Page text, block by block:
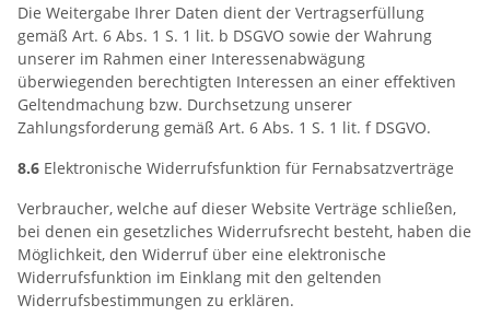
Die Weitergabe Ihrer Daten dient der Vertragserfüllung
gemäß Art. 6 Abs. 1 S. 1 lit. b DSGVO sowie der Wahrung
unserer im Rahmen einer Interessenabwägung
überwiegenden berechtigten Interessen an einer effektiven
Geltendmachung bzw. Durchsetzung unserer
Zahlungsforderung gemäß Art. 6 Abs. 1 S. 1 lit. f DSGVO.
8.6 Elektronische Widerrufsfunktion für Fernabsatzverträge
Verbraucher, welche auf dieser Website Verträge schließen,
bei denen ein gesetzliches Widerrufsrecht besteht, haben die
Möglichkeit, den Widerruf über eine elektronische
Widerrufsfunktion im Einklang mit den geltenden
Widerrufsbestimmungen zu erklären.